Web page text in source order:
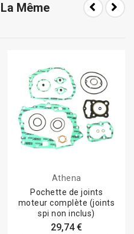
Même
Athena
Pochette de joints
moteur complète (joints
spi non inclus)
29,74 €